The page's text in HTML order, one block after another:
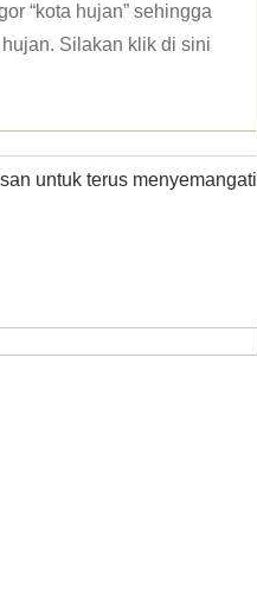
“kota hujan” sehingga
Silakan klik di sini
untuk terus menyemangati